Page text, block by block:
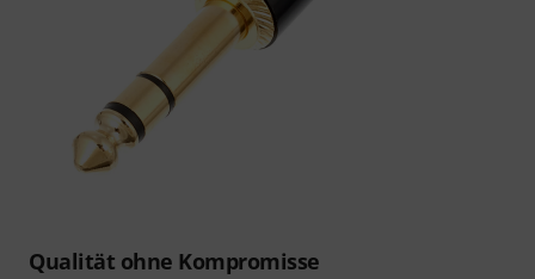
Qualität ohne Kompromisse